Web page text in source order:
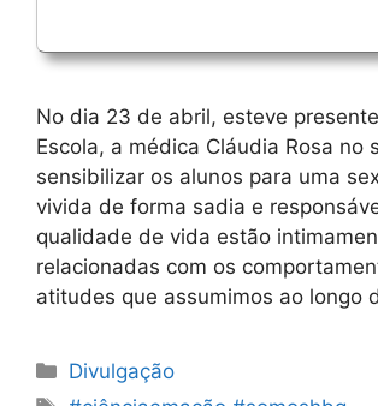
No dia 23 de abril, esteve
Escola, a médica Cláudia Rosa no
sensibilizar os alunos para uma
vivida de forma sadia e
qualidade de vida estão
relacionadas com os
atitudes que assumimos ao longo
Categorias
Divulgação